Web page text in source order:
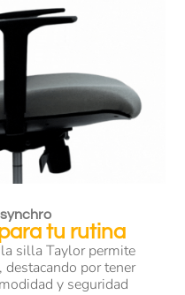
tu rutina
silla Taylor permite
por tener
y seguridad